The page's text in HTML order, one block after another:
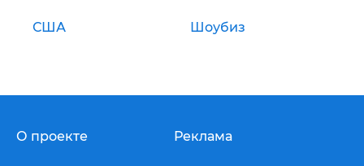
США Шоубиз
О проекте Реклама